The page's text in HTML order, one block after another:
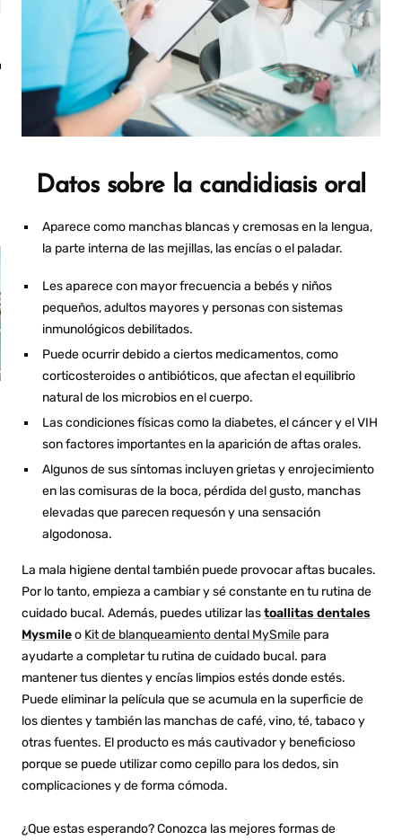
NON-SENSITIVE
MOUTHWASH
Fresh Breath
Anywhere
PROS AND CONS OF
RETAINER CLEANERS
Datos sobre la candidiasis oral
Aparece como manchas blancas y cremosas en la lengua,
la parte interna de las mejillas, las encías o el paladar.
Les aparece con mayor frecuencia a bebés y niños
pequeños, adultos mayores y personas con sistemas
inmunológicos debilitados.
Puede ocurrir debido a ciertos medicamentos, como
corticosteroides o antibióticos, que afectan el equilibrio
natural de los microbios en el cuerpo.
Las condiciones físicas como la diabetes, el cáncer y el VIH
son factores importantes en la aparición de aftas orales.
Algunos de sus síntomas incluyen grietas y enrojecimiento
en las comisuras de la boca, pérdida del gusto, manchas
elevadas que parecen requesón y una sensación
algodonosa.
La mala higiene dental también puede provocar aftas bucales.
Por lo tanto, empieza a cambiar y sé constante en tu rutina de
cuidado bucal. Además, puedes utilizar lastoallitas dentales
Mysmileo Kit de blanqueamiento dental MySmile para
ayudarte a completar tu rutina de cuidado bucal. para
mantener tus dientes y encías limpios estés donde estés.
Puede eliminar la película que se acumula en la superficie de
los dientes y también las manchas de café, vino, té, tabaco y
otras fuentes. El producto es más cautivador y beneficioso
porque se puede utilizar como cepillo para los dedos, sin
complicaciones y de forma cómoda.
¿Que estas esperando? Conozca las mejores formas de